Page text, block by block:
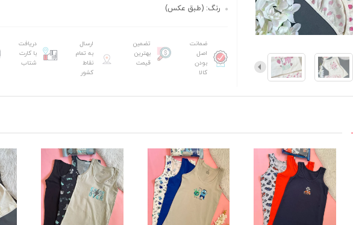
رنگ: (طبق عکس)
ضمانت
اصل
بودن
کالا
تضمین
بهترین
قیمت
ارسال
به تمام
نقاط
کشور
دریافت
با کارت
شتاب